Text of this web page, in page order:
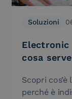
Soluzioni
Electronic
cosa serve
Scopri
perché è